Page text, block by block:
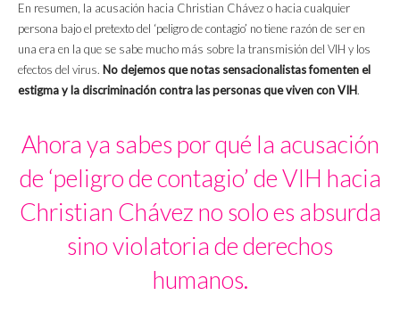
En resumen, la acusación hacia Christian Chávez o hacia cualquier
persona bajo el pretexto del ‘peligro de contagio’ no tiene razón de ser en
una era en la que se sabe mucho más sobre la transmisión del VIH y los
efectos del virus. No dejemos que notas sensacionalistas fomenten el
estigma y la discriminación contra las personas que viven con VIH.
Ahora ya sabes por qué la acusación
de ‘peligro de contagio’ de VIH hacia
Christian Chávez no solo es absurda
sino violatoria de derechos
humanos.